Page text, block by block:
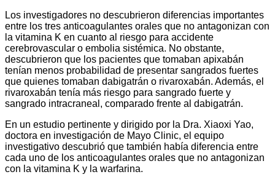
Los investigadores no descubrieron diferencias importantes
entre los tres anticoagulantes orales que no antagonizan con
la vitamina K en cuanto al riesgo para accidente
cerebrovascular o embolia sistémica. No obstante,
descubrieron que los pacientes que tomaban apixabán
tenían menos probabilidad de presentar sangrados fuertes
que quienes tomaban dabigatrán o rivaroxabán. Además, el
rivaroxabán tenía más riesgo para sangrado fuerte y
sangrado intracraneal, comparado frente al dabigatrán.
En un estudio pertinente y dirigido por la Dra. Xiaoxi Yao,
doctora en investigación de Mayo Clinic, el equipo
investigativo descubrió que también había diferencia entre
cada uno de los anticoagulantes orales que no antagonizan
con la vitamina K y la warfarina.